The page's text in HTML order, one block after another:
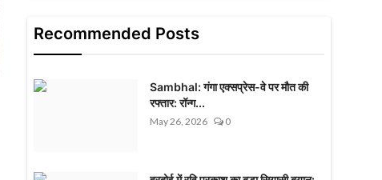
Recommended Posts
Sambhal: गंगा एक्सप्रेस-वे पर मौत की
रफ्तार: रॉन्ग...
May 26, 2026 0